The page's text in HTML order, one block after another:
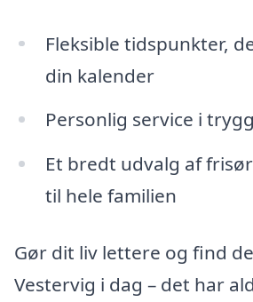
Fleksible tidspunkter,
din kalender
Personlig service i
Et bredt udvalg af
til hele familien
Gør dit liv lettere og find
Vestervig i dag – det har